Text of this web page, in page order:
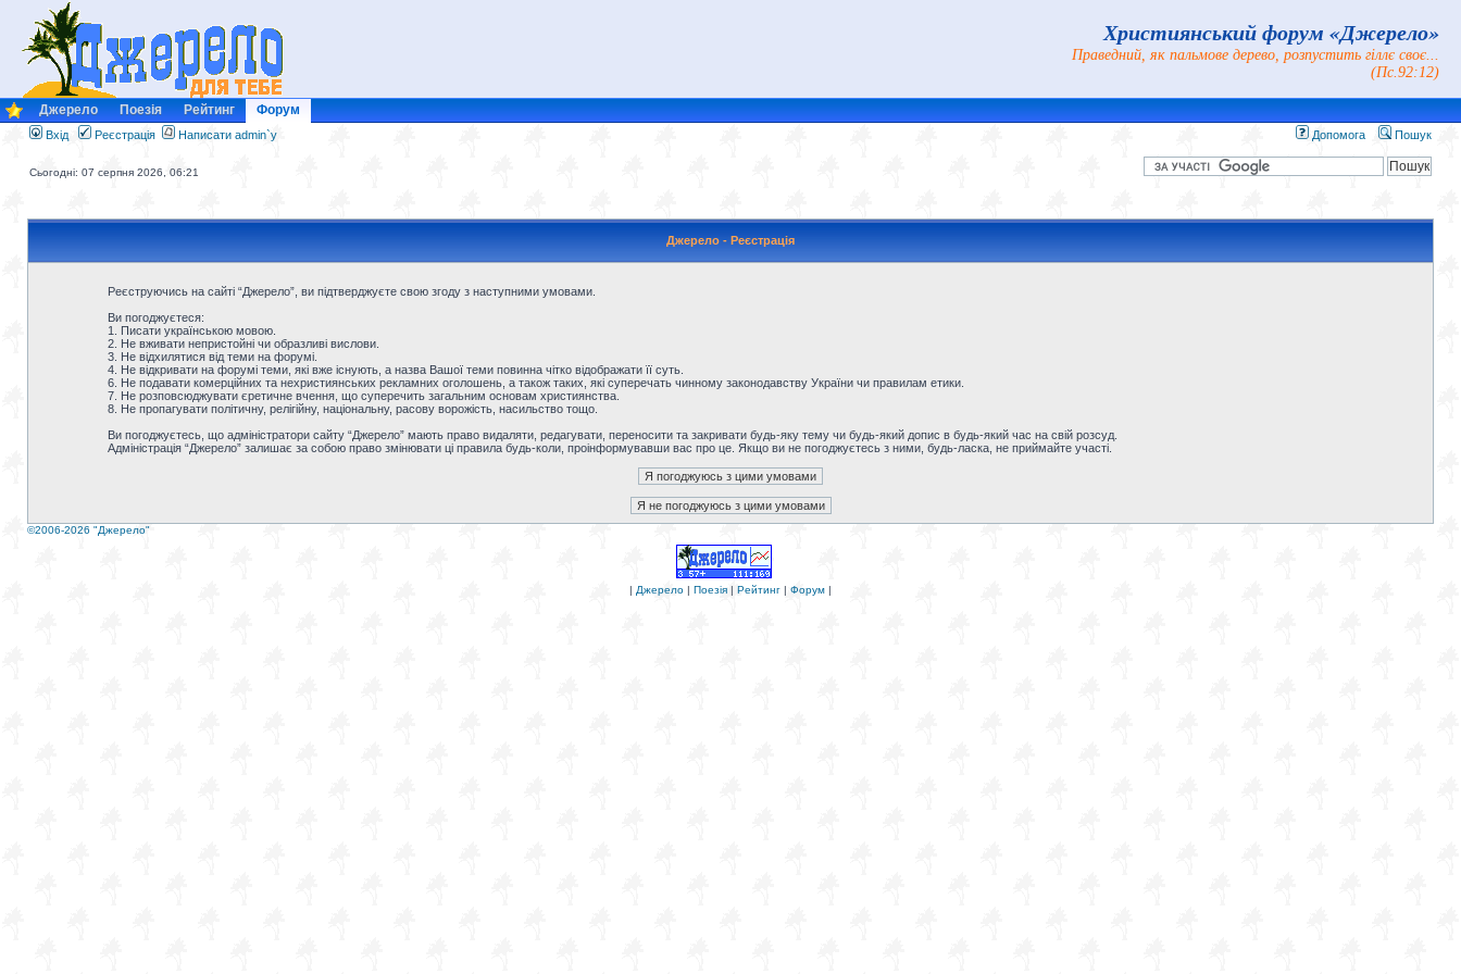
Християнський форум «Джерело»
Праведний, як пальмове дерево, розпустить гіллє своє...
(Пс.92:12)
Джерело Поезія Рейтинг Форум
Вхід Реєстрація Написати admin`у Допомога Пошук
Сьогодні: 07 серпня 2026, 06:21
Джерело - Реєстрація
Реєструючись на сайті “Джерело”, ви підтверджуєте свою згоду з наступними умовами.
Ви погоджуєтеся:
1. Писати українською мовою.
2. Не вживати непристойні чи образливі вислови.
3. Не відхилятися від теми на форумі.
4. Не відкривати на форумі теми, які вже існують, а назва Вашої теми повинна чітко відображати її суть.
6. Не подавати комерційних та нехристиянських рекламних оголошень, а також таких, які суперечать чинному законодавству України чи правилам етики.
7. Не розповсюджувати єретичне вчення, що суперечить загальним основам християнства.
8. Не пропагувати політичну, релігійну, національну, расову ворожість, насильство тощо.
Ви погоджуєтесь, що адміністратори сайту “Джерело” мають право видаляти, редагувати, переносити та закривати будь-яку тему чи будь-який допис в будь-який час на свій розсуд.
Адміністрація “Джерело” залишає за собою право змінювати ці правила будь-коли, проінформувавши вас про це. Якщо ви не погоджуєтесь з ними, будь-ласка, не приймайте участі.
©2006-2026 "Джерело"
| Джерело | Поезія | Рейтинг | Форум |